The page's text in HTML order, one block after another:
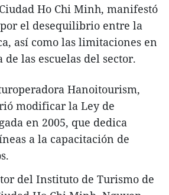
Ho Chi Minh, manifestó
el desequilibrio entre la
así como las limitaciones en
las escuelas del sector.
Hanoitourism,
modificar la Ley de
en 2005, que dedica
a la capacitación de
del Instituto de Turismo de